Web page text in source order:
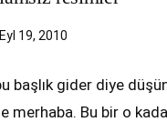
Eyl 19, 2010
başlık gider diye
merhaba. Bu bir o